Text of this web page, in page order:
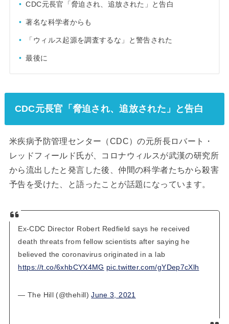
CDC元長官「脅迫され、追放された」と告白
著名な科学者からも
「ウィルス起源を調査するな」と警告された
最後に
CDC元長官「脅迫され、追放された」と告白
米疾病予防管理センター（CDC）の元所長ロバート・
レッドフィールド氏が、コロナウィルスが武漢の研究所
から流出したと発言した後、仲間の科学者たちから殺害
予告を受けた、と語ったことが話題になっています。
Ex-CDC Director Robert Redfield says he received
death threats from fellow scientists after saying he
believed the coronavirus originated in a lab
https://t.co/6xhbCYX4MG pic.twitter.com/gYDep7cXlh
— The Hill (@thehill)June 3, 2021